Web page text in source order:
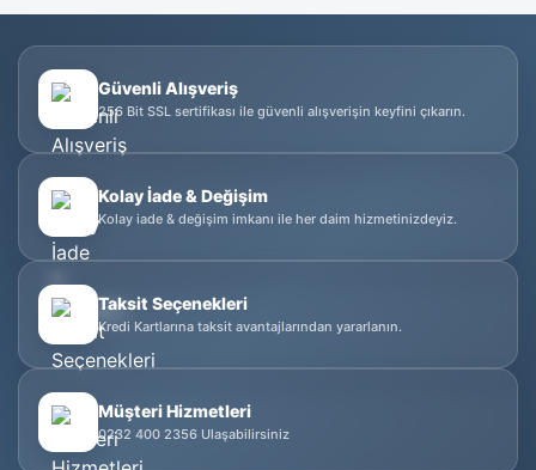
Güvenli Alışveriş
256 Bit SSL sertifikası ile güvenli alışverişin keyfini çıkarın.
Kolay İade & Değişim
Kolay iade & değişim imkanı ile her daim hizmetinizdeyiz.
Taksit Seçenekleri
Kredi Kartlarına taksit avantajlarından yararlanın.
Müşteri Hizmetleri
0232 400 2356 Ulaşabilirsiniz